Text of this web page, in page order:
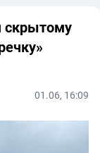
скрытому
01.06, 16:09